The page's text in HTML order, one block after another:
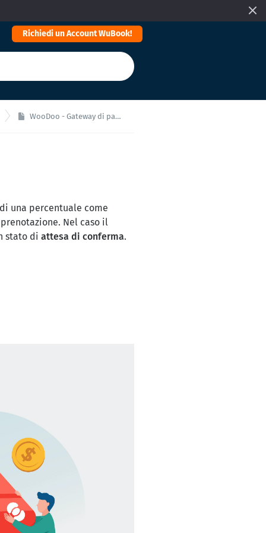
Richiedi un Account WuBook!
WooDoo - Gateway di pagamento
una percentuale come
Nel caso il
stato di attesa di conferma.